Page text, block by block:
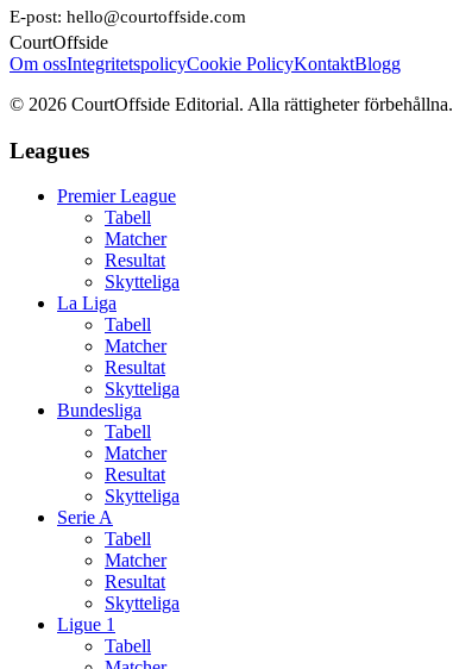
E-post: hello@courtoffside.com
CourtOffside
Om ossIntegritetspolicyCookie PolicyKontaktBlogg
© 2026 CourtOffside Editorial. Alla rättigheter förbehållna.
Leagues
Premier League
Tabell
Matcher
Resultat
Skytteliga
La Liga
Tabell
Matcher
Resultat
Skytteliga
Bundesliga
Tabell
Matcher
Resultat
Skytteliga
Serie A
Tabell
Matcher
Resultat
Skytteliga
Ligue 1
Tabell